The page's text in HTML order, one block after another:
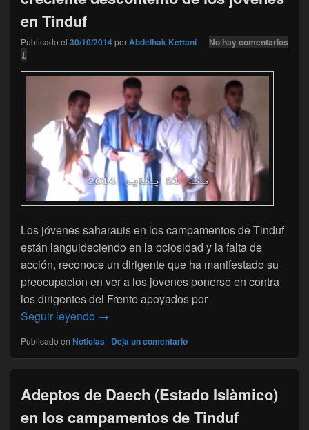
en Tinduf
Publicado el 30/10/2014porAbdelhak Kettani— No hay comentarios
↓
Los jóvenes saharauis en los campamentos de Tinduf
están languideciendo en la ociosidad y la falta de
acción, reconoce un dirigente que ha manifestado su
preocupacion en ver a los jovenes ponerse en contra
los dirigentes del Frente apoyados por
Seguir leyendo El Polisario confiesa temer el creciente
→
Publicado en Noticias | Deja un comentario
Adeptos de Daech (Estado Islàmico)
en los campamentos de Tinduf